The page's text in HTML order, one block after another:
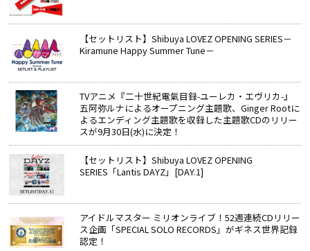
【セットリスト】Shibuya LOVEZ OPENING SERIES－
Kiramune Happy Summer Tune－
TVアニメ『二十世紀電氣目録-ユーレカ・エヴリカ-』
五阿弥ルナによるオープニング主題歌、Ginger Rootに
よるエンディング主題歌を収録した主題歌CDのリリー
スが9月30日(水)に決定！
【セットリスト】Shibuya LOVEZ OPENING
SERIES「Lantis DAYZ」[DAY.1]
アイドルマスター ミリオンライブ！52週連続CDリリー
ス企画「SPECIAL SOLO RECORDS」がギネス世界記録
認定！